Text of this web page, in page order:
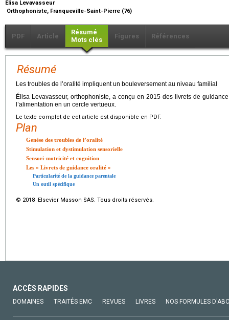
Élisa Levavasseur
Orthophoniste, Franqueville-Saint-Pierre (76)
PDF Article
Résumé
Mots clés
Figures Références
Résumé
Les troubles de l’oralité impliquent un bouleversement au niveau familial
Élisa Levavasseur, orthophoniste, a conçu en 2015 des livrets de
l’alimentation en un cercle vertueux.
Le texte complet de cet article est disponible en PDF.
Plan
Genèse des troubles de l’oralité
Stimulation et dystimulation sensorielle
Sensori-motricité et cognition
Les « Livrets de guidance oralité »
Particularité de la guidance parentale
Un outil spécifique
© 2018 Elsevier Masson SAS. Tous droits réservés.
ACCÈS RAPIDES
DOMAINES TRAITÉS EMC REVUES LIVRES NOS FORMULES